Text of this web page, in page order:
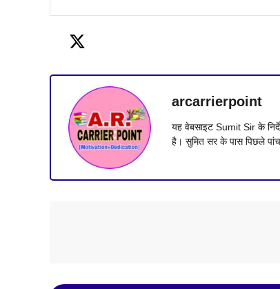
arcarrierpoint
यह वेबसाइट Sumit Sir के
है। सुमित सर के पास पिछले